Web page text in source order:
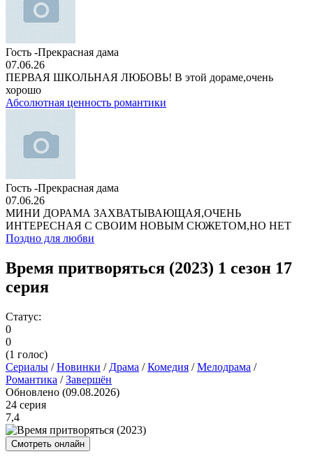
Гость -Прекрасная дама
07.06.26
ПЕРВАЯ ШКОЛЬНАЯ ЛЮБОВЬ! В этой дораме,очень
хорошо
Абсолютная ценность романтики
Гость -Прекрасная дама
07.06.26
МИНИ ДОРАМА ЗАХВАТЫВАЮЩАЯ,ОЧЕНЬ
ИНТЕРЕСНАЯ С СВОИМ НОВЫМ СЮЖЕТОМ,НО НЕТ
Поздно для любви
Время притворяться (2023) 1 сезон 17
серия
Статус:
0
0
(1 голос)
Сериалы /Новинки / Драма /Комедия /Мелодрама /
Романтика /Завершён
Обновлено (09.08.2026)
24 серия
7,4
Смотреть онлайн